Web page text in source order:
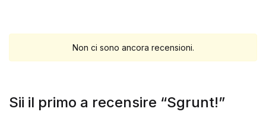
Non ci sono ancora recensioni.
Sii il primo a recensire “Sgrunt!”